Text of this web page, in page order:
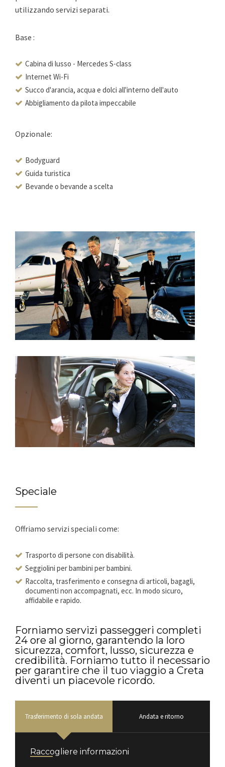
utilizzando servizi separati.
Base :
Cabina di lusso - Mercedes S-class
Internet Wi-Fi
Succo d'arancia, acqua e dolci all'interno dell'auto
Abbigliamento da pilota impeccabile
Opzionale:
Bodyguard
Guida turistica
Bevande o bevande a scelta
Speciale
Offriamo servizi speciali come:
Trasporto di persone con disabilità.
Seggiolini per bambini per bambini.
Raccolta, trasferimento e consegna di articoli, bagagli,
documenti non accompagnati, ecc. In modo sicuro,
affidabile e rapido.
Forniamo servizi passeggeri completi
24 ore al giorno, garantendo la loro
sicurezza, comfort, lusso, sicurezza e
credibilità. Forniamo tutto il necessario
per garantire che il tuo viaggio a Creta
diventi un piacevole ricordo.
Trasferimento di sola andata Andata e ritorno
Raccogliere informazioni